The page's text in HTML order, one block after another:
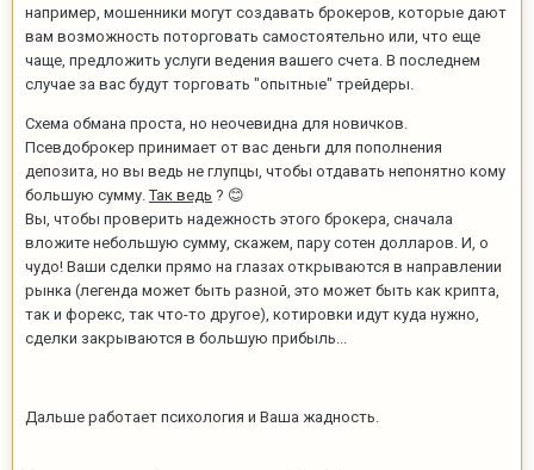
например, мошенники могут создавать брокеров, которые дают
вам возможность поторговать самостоятельно или, что еще
чаще, предложить услуги ведения вашего счета. В последнем
случае за вас будут торговать "опытные" трейдеры.
Схема обмана проста, но неочевидна для новичков.
Псевдоброкер принимает от вас деньги для пополнения
депозита, но вы ведь не глупцы, чтобы отдавать непонятно кому
большую сумму.Так ведь ? 😊
Вы, чтобы проверить надежность этого брокера, сначала
вложите небольшую сумму, скажем, пару сотен долларов. И, о
чудо! Ваши сделки прямо на глазах открываются в направлении
рынка (легенда может быть разной, это может быть как крипта,
так и форекс, так что-то другое), котировки идут куда нужно,
сделки закрываются в большую прибыль...
Дальше работает психология и Ваша жадность.